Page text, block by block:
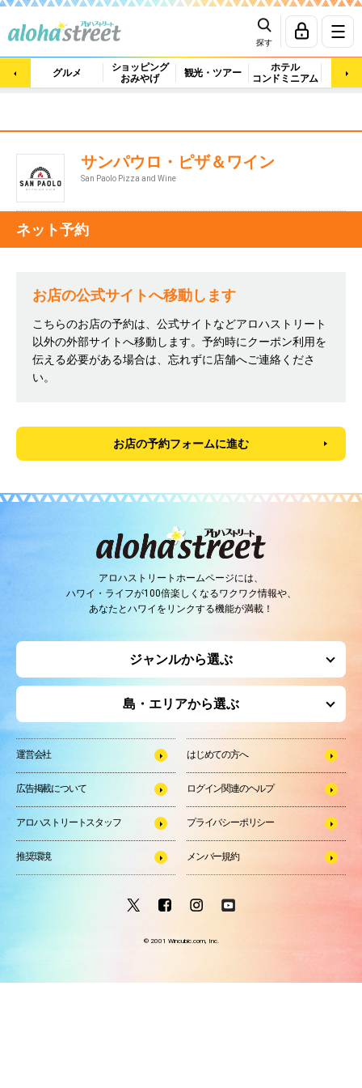
探す
グルメ
ショッピング
おみやげ
観光・ツアー
ホテル
コンドミニアム
マッ
サンパウロ・ピザ＆ワイン
San Paolo Pizza and Wine
ネット予約
お店の公式サイトへ移動します
こちらのお店の予約は、公式サイトなどアロハストリート
以外の外部サイトへ移動します。予約時にクーポン利用を
伝える必要がある場合は、忘れずに店舗へご連絡くださ
い。
お店の予約フォームに進む
アロハストリートホームページには、
ハワイ・ライフが100倍楽しくなるワクワク情報や、
あなたとハワイをリンクする機能が満載！
ジャンルから選ぶ
島・エリアから選ぶ
運営会社 はじめての方へ
広告掲載について ログイン関連のヘルプ
アロハストリートスタッフ プライバシーポリシー
推奨環境 メンバー規約
© 2001 Wincubic.com, Inc.